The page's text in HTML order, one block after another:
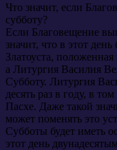
Что значит, если
субботу?
Если Благовещение
значит, что в этот
Златоуста,
а Литургия Василия
Субботу. Литургия
десять раз в году, в
Пасхе. Даже такой
может поменять это
Субботы будет иметь
этот день